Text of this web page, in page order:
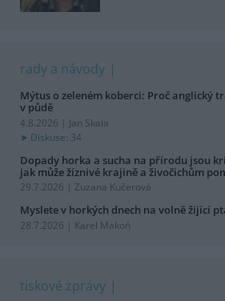
rady a návody
Mýtus o zeleném koberci: Proč anglický
v půdě
4.8.2026 | Jan Skala
Diskuse: 34
Dopady horka a sucha na přírodu jsou
jak může žíznivé krajině a živočichům
29.7.2026 | Zuzana Kučerová
Myslete v horkých dnech na volně žijící
28.7.2026 | Karel Makoň
tiskové zprávy